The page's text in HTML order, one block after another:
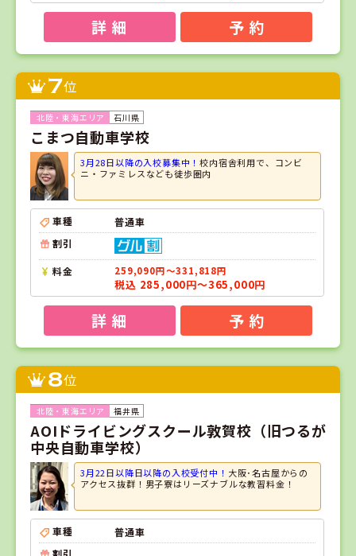
詳 細 予 約
7位
石川県
こまつ自動車学校
3月28日以降の入校募集中！校内宿舎利用で、コンビ
ニ・ファミレスなども徒歩圏内
車種
普通車
割引
料金 259,090円～331,818円
税込 285,000円～365,000円
詳 細 予 約
8位
福井県
AOIドライビングスクール敦賀校（旧つるが
中央自動車学校）
3月22日以降日以降の入校受付中！ 大阪･名古屋からの
アクセス抜群！男子寮はリーズナブルな教習料金！
車種
普通車
割引